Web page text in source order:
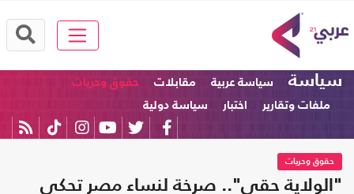
سياسة سياسة عربية مقابلات
حقوق وحريات
ملفات وتقارير
اختبار سياسة دولية
حقوق وحريات
"الولاية حقي".. صرخة لنساء مصر تحكي